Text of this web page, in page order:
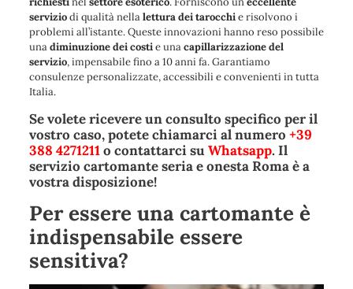
serviziodi qualità nellaletturadeitarocchie risolvono i
problemi all’istante. Queste innovazioni hanno reso possibile
unadiminuzione dei costie unacapillarizzazione del
servizio, impensabile fino a 10 anni fa. Garantiamo
consulenze personalizzate, accessibili e convenienti in tutta
Italia.
Se volete ricevere un consulto specifico per il
vostro caso, potete chiamarci al numero +39
388 4271211o contattarci su Whatsapp. Il
servizio cartomante seria e onesta Roma è a
vostra disposizione!
Per essere una cartomante è
indispensabile essere
sensitiva?